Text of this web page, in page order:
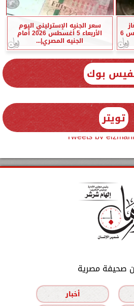
الطبيعي في مصر اليوم الخميس 6
سعر الجنيه الإسترليني اليوم
الأربعاء 5 أغسطس 2026 أمام
الجنيه المصري|...
بوك
تويتر
Tweets by
صحيفة مصرية
أخبار